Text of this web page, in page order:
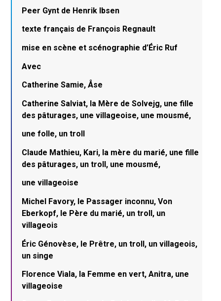
Peer Gynt de Henrik Ibsen
texte français de François Regnault
mise en scène et scénographie d’Éric Ruf
Avec
Catherine Samie, Åse
Catherine Salviat, la Mère de Solvejg, une fille
des pâturages, une villageoise, une mousmé,
une folle, un troll
Claude Mathieu, Kari, la mère du marié, une fille
des pâturages, un troll, une mousmé,
une villageoise
Michel Favory, le Passager inconnu, Von
Eberkopf, le Père du marié, un troll, un
villageois
Éric Génovèse, le Prêtre, un troll, un villageois,
un singe
Florence Viala, la Femme en vert, Anitra, une
villageoise